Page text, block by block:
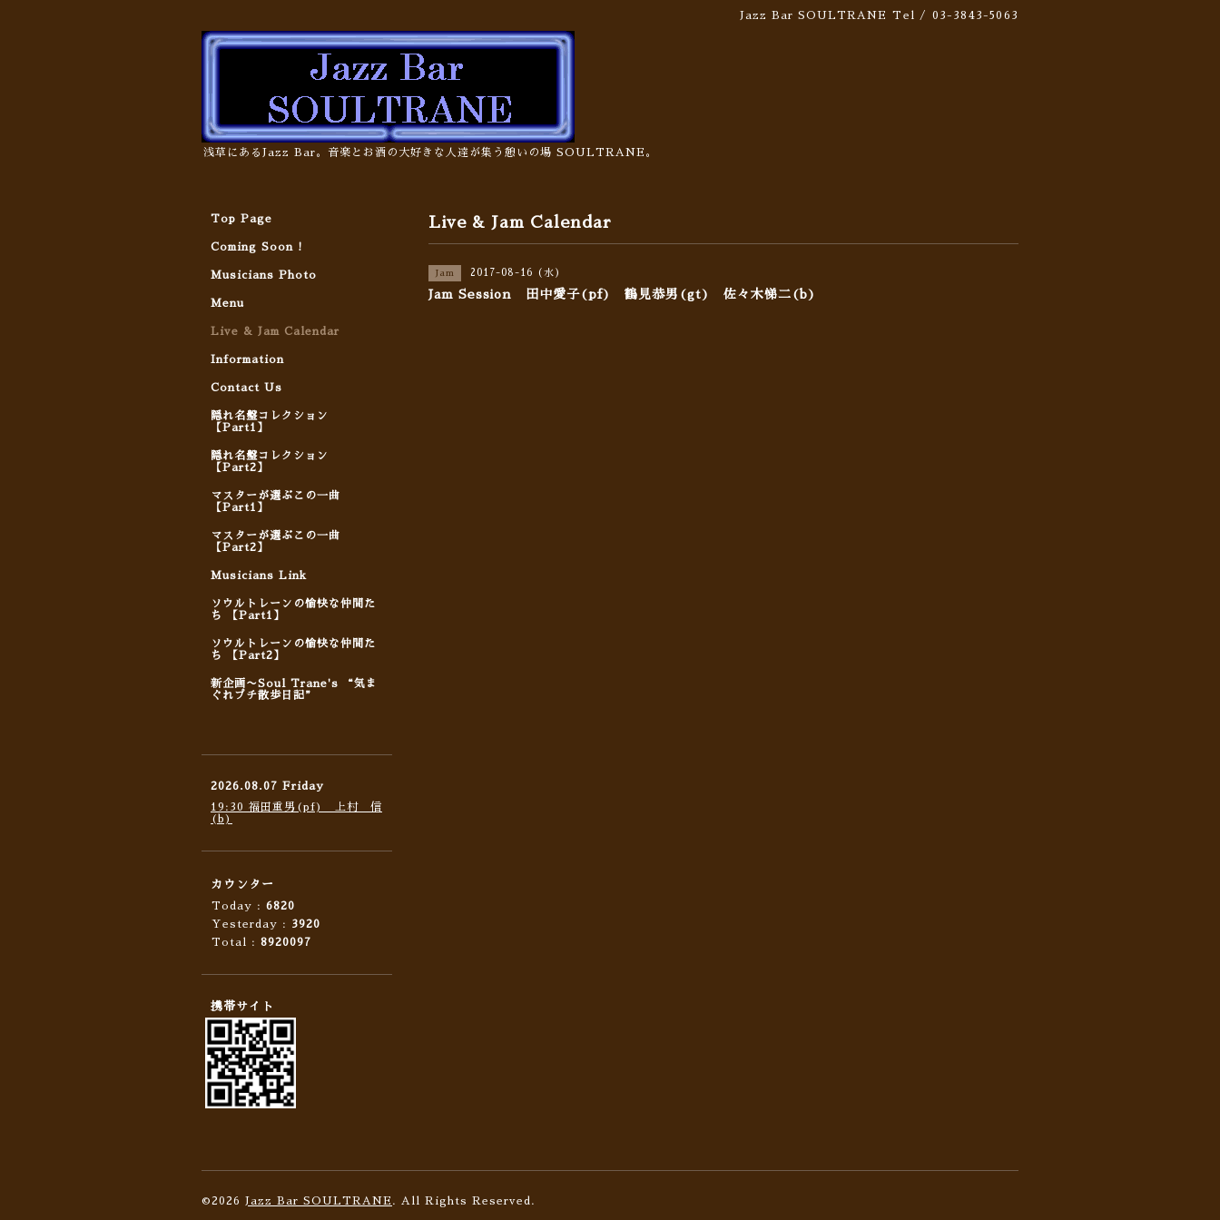
Jazz Bar SOULTRANE Tel / 03-3843-5063
浅草にあるJazz Bar。音楽とお酒の大好きな人達が集う憩いの場 SOULTRANE。
Live & Jam Calendar
Jam 2017-08-16 (水)
Jam Session 田中愛子(pf) 鶴見恭男(gt) 佐々木悌二(b)
Top Page
Coming Soon !
Musicians Photo
Menu
Live & Jam Calendar
Information
Contact Us
隠れ名盤コレクション
【Part1】
隠れ名盤コレクション
【Part2】
マスターが選ぶこの一曲
【Part1】
マスターが選ぶこの一曲
【Part2】
Musicians Link
ソウルトレーンの愉快な仲間た
ち 【Part1】
ソウルトレーンの愉快な仲間た
ち 【Part2】
新企画〜Soul Trane's “気ま
ぐれプチ散歩日記”
2026.08.07 Friday
19:30 福田重男(pf) 上村 信
(b)
カウンター
Today : 6820
Yesterday : 3920
Total : 8920097
携帯サイト
©2026 Jazz Bar SOULTRANE . All Rights Reserved.